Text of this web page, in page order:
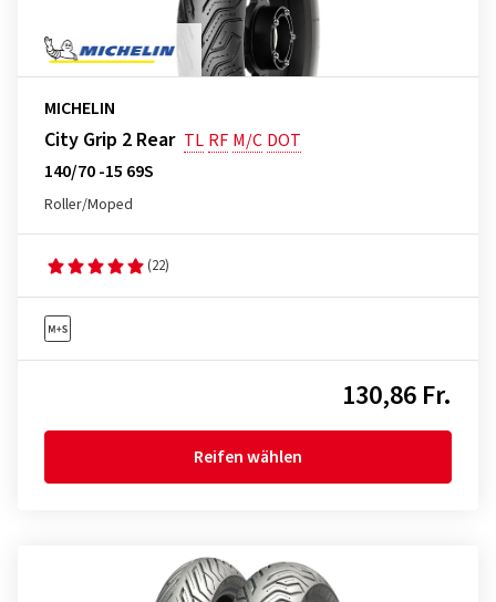
MICHELIN
City Grip 2 Rear TL RF M/C DOT
140/70 -15 69S
Roller/Moped
(22)
130,86 Fr.
Reifen wählen